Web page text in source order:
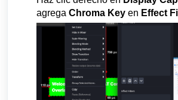
agrega Chroma Key en Effect